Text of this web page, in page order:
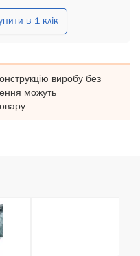
в 1 клік
виробу без
можуть